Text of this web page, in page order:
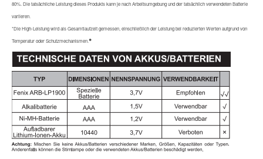
80%. Die tatsächliche Leistung dieses Produkts kann je nach Arbeitsumgebung und der tatsächlich verwendeten Batterie
variieren.
*Die High-Leistung wird als Gesamtlaufzeit gemessen, einschließlich der Leistung bei reduzierten Werten aufgrund von
Temperatur oder Schutzmechanismen.•